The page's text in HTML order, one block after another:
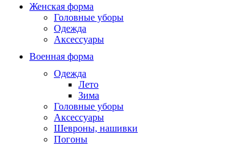
Женская форма
Головные уборы
Одежда
Аксессуары
Военная форма
Одежда
Лето
Зима
Головные уборы
Аксессуары
Шевроны, нашивки
Погоны